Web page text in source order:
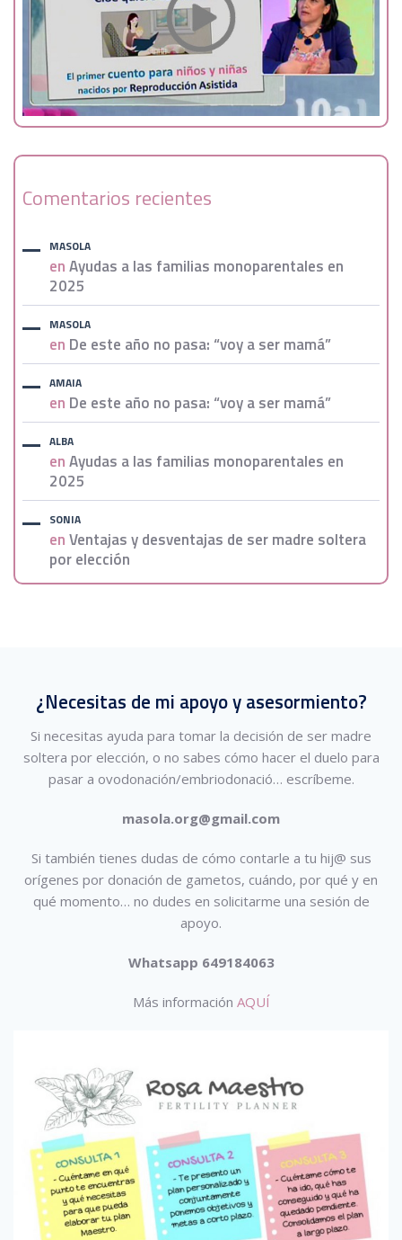
Comentarios recientes
MASOLA
enAyudas a las familias monoparentales en
2025
MASOLA
en De este año no pasa: “voy a ser mamá”
AMAIA
en De este año no pasa: “voy a ser mamá”
ALBA
enAyudas a las familias monoparentales en
2025
SONIA
enVentajas y desventajas de ser madre soltera
por elección
¿Necesitas de mi apoyo y asesormiento?
Si necesitas ayuda para tomar la decisión de ser madre
soltera por elección, o no sabes cómo hacer el duelo para
pasar a ovodonación/embriodonació… escríbeme.
masola.org@gmail.com
Si también tienes dudas de cómo contarle a tu hij@ sus
orígenes por donación de gametos, cuándo, por qué y en
qué momento… no dudes en solicitarme una sesión de
apoyo.
Whatsapp 649184063
Más información AQUÍ